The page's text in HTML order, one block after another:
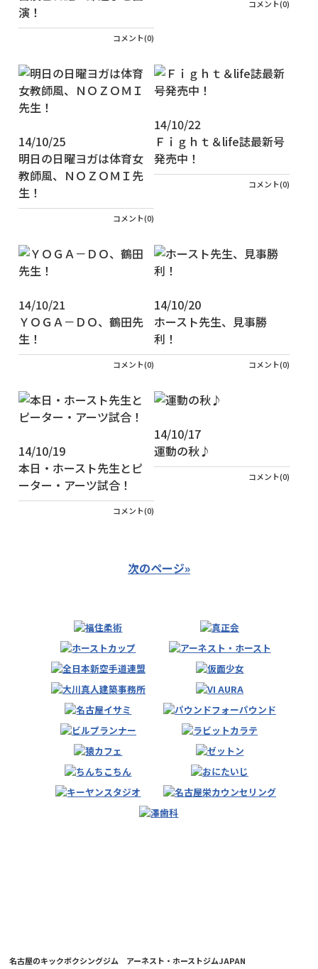
演！
コメント(0)
コメント(0)
14/10/25
明日の日曜ヨガは体育女
教師風、ＮＯＺＯＭＩ先
生！
コメント(0)
14/10/22
Ｆｉｇｈｔ＆life誌最新号
発売中！
コメント(0)
14/10/21
ＹＯＧＡ－ＤＯ、鶴田先
生！
コメント(0)
14/10/20
ホースト先生、見事勝
利！
コメント(0)
14/10/19
本日・ホースト先生とピ
ーター・アーツ試合！
コメント(0)
14/10/17
運動の秋♪
コメント(0)
次のページ»
名古屋のキックボクシングジム アーネスト・ホーストジムJAPAN